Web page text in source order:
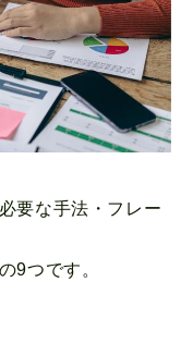
要な手法・フレー
9つです。